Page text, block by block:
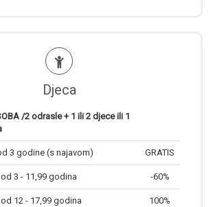
Djeca
/2 odrasle + 1 ili 2 djece ili 1
3 godine (s najavom) GRATIS
od 3 - 11,99 godina -60%
12 - 17,99 godina 100%